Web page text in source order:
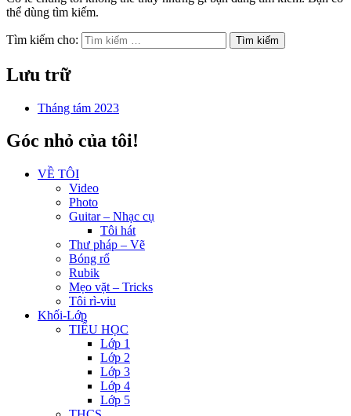
thể dùng tìm kiếm.
Tìm kiếm cho:
Lưu trữ
Tháng tám 2023
Góc nhỏ của tôi!
VỀ TÔI
Video
Photo
Guitar – Nhạc cụ
Tôi hát
Thư pháp – Vẽ
Bóng rổ
Rubik
Mẹo vặt – Tricks
Tôi rì-viu
Khối-Lớp
TIỂU HỌC
Lớp 1
Lớp 2
Lớp 3
Lớp 4
Lớp 5